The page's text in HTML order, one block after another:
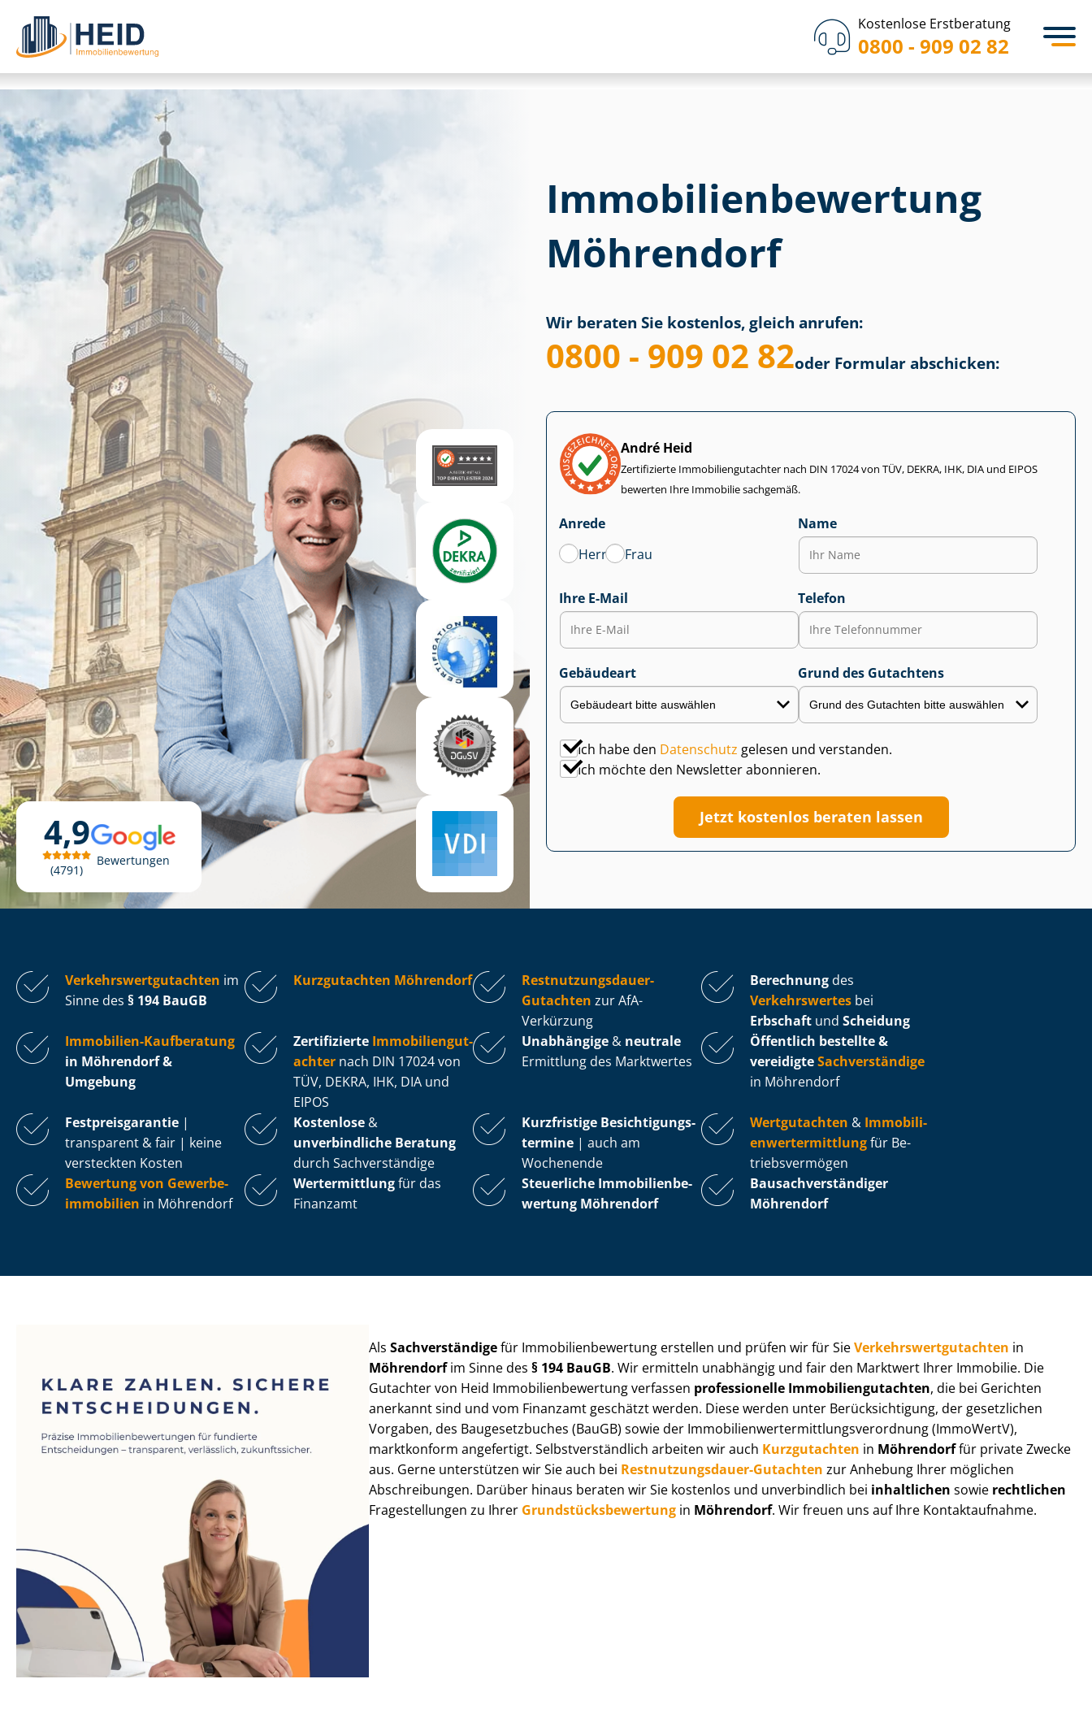
Kostenlose Erstberatung
0800 - 909 02 82
4,9
4791
Bewertungen
Immobilien­bewertung
Möhrendorf
Wir beraten Sie kostenlos, gleich anrufen:
0800 - 909 02 82oder Formular abschicken:
André Heid
Zertifizierte Im­mo­bi­li­en­gut­ach­ter nach DIN 17024 von TÜV, DEKRA, IHK, DIA und EIPOS
bewerten Ihre Immobilie sachgemäß.
Anrede
Herr
Frau
Name
Ihre E-Mail Telefon
Gebäudeart Grund des Gutachtens
Ich habe den Datenschutz gelesen und verstanden.
Ich möchte den Newsletter abonnieren.
Jetzt kostenlos beraten lassen
Ver­kehrs­wert­gut­ach­ten im
Sinne des § 194 BauGB
Kurzgutachten Möhrendorf
Rest­nut­zungs­dau­er-
Gutachten zur AfA-
Verkürzung
Berechnung des
Verkehrswertes bei
Erbschaft und Scheidung
Immobilien-Kaufberatung
in Möhrendorf &
Umgebung
Zertifizierte Im­mo­bi­li­en­gut­
ach­ter nach DIN 17024 von
TÜV, DEKRA, IHK, DIA und
EIPOS
Unabhängige & neutrale
Ermittlung des Marktwertes
Öffentlich bestellte &
vereidigteSachverständige
in Möhrendorf
Fest­preis­ga­ran­tie |
transparent & fair | keine
versteckten Kosten
Kostenlose &
unverbindliche Beratung
durch Sachverständige
Kurzfristige Be­sich­ti­gungs­
ter­mi­ne | auch am
Wochenende
Wertgutachten & Im­mo­bi­li­
en­wert­ermitt­lungfür Be­
triebs­ver­mö­gen
Bewertung von Ge­wer­be­
im­mo­bi­li­en in Möhrendorf
Wertermittlungfür das
Finanzamt
Steuerliche Im­mo­bi­li­en­be­
wer­tung Möhrendorf
Bau­sach­ver­stän­di­ger
Möhrendorf
AlsSachverständigefür Im­mo­bi­li­en­be­wer­tung erstellen und prüfen wir für SieVer­kehrs­wert­gut­ach­ten in
Möhrendorfim Sinne des§ 194 BauGB. Wir ermitteln unabhängig und fair den Marktwert Ihrer Immobilie. Die
Gutachter von Heid Im­mo­bi­li­en­be­wer­tung verfassen professionelle Im­mo­bi­li­en­gut­ach­ten, die bei Gerichten
anerkannt sind und vom Finanzamt geschätzt werden. Diese werden unter Be­rück­sich­ti­gung, der gesetzlichen
Vorgaben, des Baugesetzbuches (BauGB) sowie der Im­mo­bi­li­en­wert­ermitt­lungs­ver­ord­nung (ImmoWertV),
marktkonform angefertigt. Selbst­ver­ständ­lich arbeiten wir auch Kurzgutachten in Möhrendorffür private Zwecke
aus. Gerne unterstützen wir Sie auch bei Rest­nut­zungs­dau­er-Gutachten zur Anhebung Ihrer möglichen
Abschreibungen. Darüber hinaus beraten wir Sie kostenlos und unverbindlich bei inhaltlichen sowie rechtlichen
Fragestellungen zu Ihrer Grund­stücks­be­wer­tung in Möhrendorf. Wir freuen uns auf Ihre Kontaktaufnahme.